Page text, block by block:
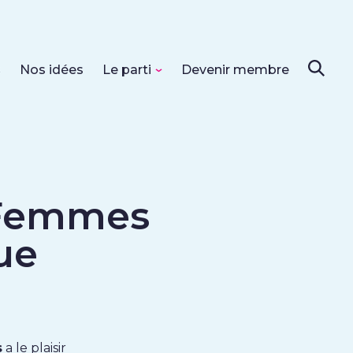
Nos idées Le parti Devenir membre
a le plaisir